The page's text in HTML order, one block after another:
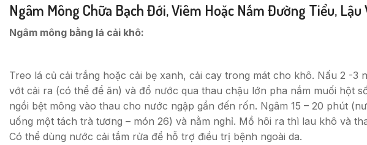
Ngâm Mông Chữa Bạch Đới, Viêm Hoặc Nấm Đường Tiểu,
Ngâm mông bằng lá cải khô:
Treo lá củ cải trắng hoặc cải bẹ xanh, cải cay trong mát cho khô. Nấu 2 -
vớt cải ra (có thể để ăn) và đổ nước qua thau chậu lớn pha nắm muối hột
ngồi bệt mông vào thau cho nước ngập gần đến rốn. Ngâm 15 – 20 phút
uống một tách trà tương – món 26) và nằm nghỉ. Mồ hôi ra thì lau khô và
Có thể dùng nước cải tắm rửa để hỗ trợ điều trị bệnh ngoài da.